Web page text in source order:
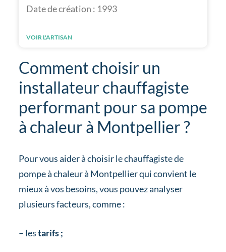
Date de création : 1993
VOIR L'ARTISAN
Comment choisir un
installateur chauffagiste
performant pour sa pompe
à chaleur à Montpellier ?
Pour vous aider à choisir le chauffagiste de
pompe à chaleur à Montpellier qui convient le
mieux à vos besoins, vous pouvez analyser
plusieurs facteurs, comme :
– lestarifs ;